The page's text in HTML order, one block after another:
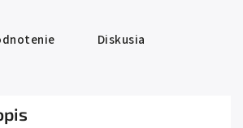
Diskusia